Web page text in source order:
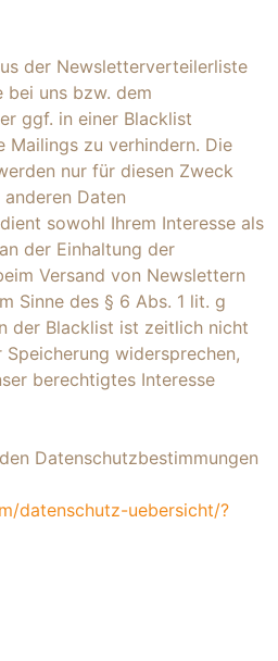
der Newsletterverteilerliste
bei uns bzw. dem
ggf. in einer Blacklist
Mailings zu verhindern. Die
nur für diesen Zweck
Daten
sowohl Ihrem Interesse als
der Einhaltung der
Versand von Newslettern
Sinne des § 6 Abs. 1 lit. g
der Blacklist ist zeitlich nicht
widersprechen,
berechtigtes Interesse
Datenschutzbestimmungen
datenschutz-uebersicht/?